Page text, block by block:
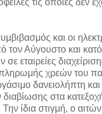
και οι
τον Αύγουστο και
εταιρείες
χρεών του
δανειολήπτη
στα
ίδια στιγμή, ο